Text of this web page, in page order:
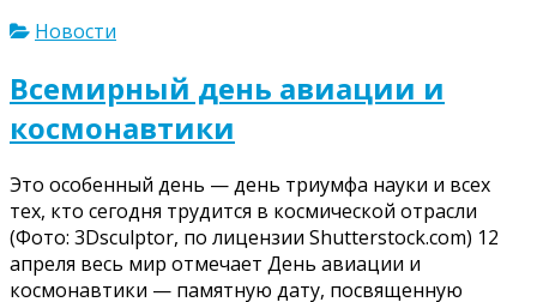
Новости
Всемирный день авиации и
космонавтики
Это особенный день — день триумфа науки и всех
тех, кто сегодня трудится в космической отрасли
(Фото: 3Dsculptor, по лицензии Shutterstock.com) 12
апреля весь мир отмечает День авиации и
космонавтики — памятную дату, посвященную